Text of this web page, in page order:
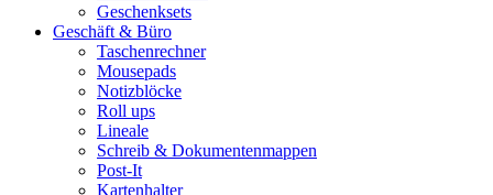
Geschenksets
Geschäft & Büro
Taschenrechner
Mousepads
Notizblöcke
Roll ups
Lineale
Schreib & Dokumentenmappen
Post-It
Kartenhalter